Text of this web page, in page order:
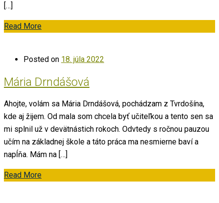
[…]
Read More
Posted on 18. júla 2022
Mária Drndášová
Ahojte, volám sa Mária Drndášová, pochádzam z Tvrdošína,
kde aj žijem. Od mala som chcela byť učiteľkou a tento sen sa
mi splnil už v devätnástich rokoch. Odvtedy s ročnou pauzou
učím na základnej škole a táto práca ma nesmierne baví a
napĺňa. Mám na […]
Read More